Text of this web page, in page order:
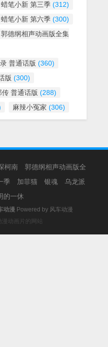
蜡笔小新 第三季 (312)
蜡笔小新 第六季 (300)
郭德纲相声动画版全集
普通话版 (360)
版 (300)
普通话版 (288)
麻辣小冤家 (306)
柯南
郭德纲相声动画版全
季 加菲猫 银魂
乌龙派
的一休
动漫 Powered by 风车动漫
漫动画片的网站